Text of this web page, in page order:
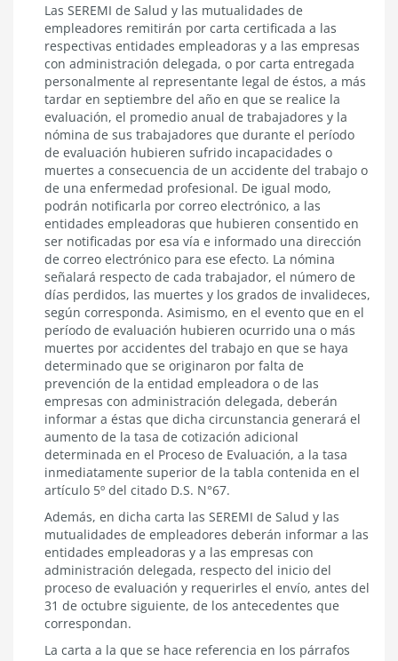
Carta
y
antecedentes
a
remitir
a
las
entidades
empleadoras
Las SEREMI de Salud y las mutualidades de
empleadores remitirán por carta certificada a las
respectivas entidades empleadoras y a las empresas
con administración delegada, o por carta entregada
personalmente al representante legal de éstos, a más
tardar en septiembre del año en que se realice la
evaluación, el promedio anual de trabajadores y la
nómina de sus trabajadores que durante el período
de evaluación hubieren sufrido incapacidades o
muertes a consecuencia de un accidente del trabajo o
de una enfermedad profesional. De igual modo,
podrán notificarla por correo electrónico, a las
entidades empleadoras que hubieren consentido en
ser notificadas por esa vía e informado una dirección
de correo electrónico para ese efecto. La nómina
señalará respecto de cada trabajador, el número de
días perdidos, las muertes y los grados de invalideces,
según corresponda. Asimismo, en el evento que en el
período de evaluación hubieren ocurrido una o más
muertes por accidentes del trabajo en que se haya
determinado que se originaron por falta de
prevención de la entidad empleadora o de las
empresas con administración delegada, deberán
informar a éstas que dicha circunstancia generará el
aumento de la tasa de cotización adicional
determinada en el Proceso de Evaluación, a la tasa
inmediatamente superior de la tabla contenida en el
artículo 5º del citado D.S. N°67.
Además, en dicha carta las SEREMI de Salud y las
mutualidades de empleadores deberán informar a las
entidades empleadoras y a las empresas con
administración delegada, respecto del inicio del
proceso de evaluación y requerirles el envío, antes del
31 de octubre siguiente, de los antecedentes que
correspondan.
La carta a la que se hace referencia en los párrafos